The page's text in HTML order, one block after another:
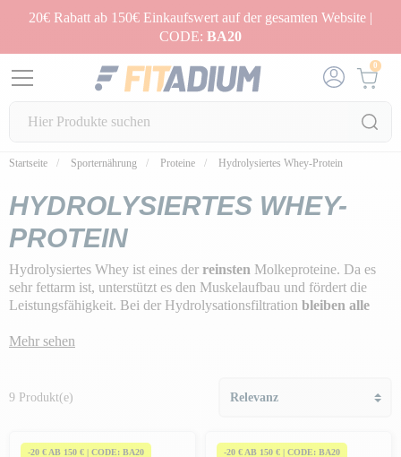
20€ Rabatt ab 150€ Einkaufswert auf der gesamten Website |
CODE: BA20
0
Startseite Sporternährung Proteine Hydrolysiertes Whey-Protein
HYDROLYSIERTES WHEY-
PROTEIN
Hydrolysiertes Whey ist eines der reinsten Molkeproteine. Da es
sehr fettarm ist, unterstützt es den Muskelaufbau und fördert die
Leistungsfähigkeit. Bei der Hydrolysationsfiltration bleiben alle
währenddie Laktose entfernt
Aufnahme zu erleichtern und eine
optimale Verdauung
gewährleisten
Vorverdaut, fett- und laktosefrei ist Molkehydrolysat
Trockenmuskulatur.
Mehr sehen
9 Produkt(e)
-20 € AB 150 € | CODE: BA20 -20 € AB 150 € | CODE: BA20